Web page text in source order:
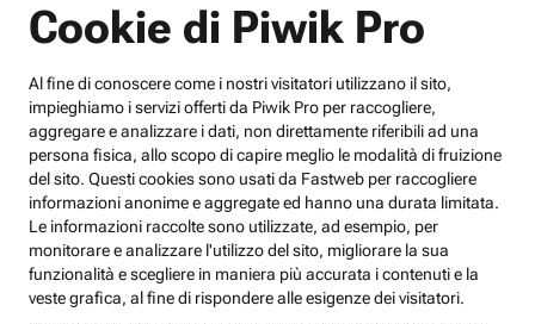
Cookie di Piwik Pro
Al fine di conoscere come i nostri visitatori utilizzano il sito,
impieghiamo i servizi offerti da Piwik Pro per raccogliere,
aggregare e analizzare i dati, non direttamente riferibili ad una
persona fisica, allo scopo di capire meglio le modalità di fruizione
del sito. Questi cookies sono usati da Fastweb per raccogliere
informazioni anonime e aggregate ed hanno una durata limitata.
Le informazioni raccolte sono utilizzate, ad esempio, per
monitorare e analizzare l'utilizzo del sito, migliorare la sua
funzionalità e scegliere in maniera più accurata i contenuti e la
veste grafica, al fine di rispondere alle esigenze dei visitatori.